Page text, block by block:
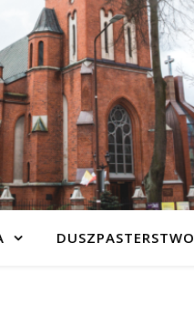
DUSZPASTERSTWO